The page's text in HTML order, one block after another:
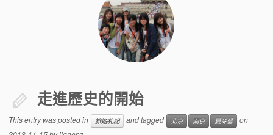
走進歷史的開始
This entry was posted in 旅遊札記 and tagged 北京 南京 夏令營
on